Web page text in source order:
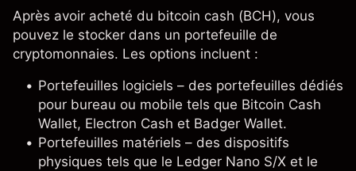
Après avoir acheté du bitcoin cash (BCH), vous
pouvez le stocker dans un portefeuille de
cryptomonnaies. Les options incluent :
Portefeuilles logiciels – des portefeuilles dédiés
pour bureau ou mobile tels que Bitcoin Cash
Wallet, Electron Cash et Badger Wallet.
Portefeuilles matériels – des dispositifs
physiques tels que le Ledger Nano S/X et le